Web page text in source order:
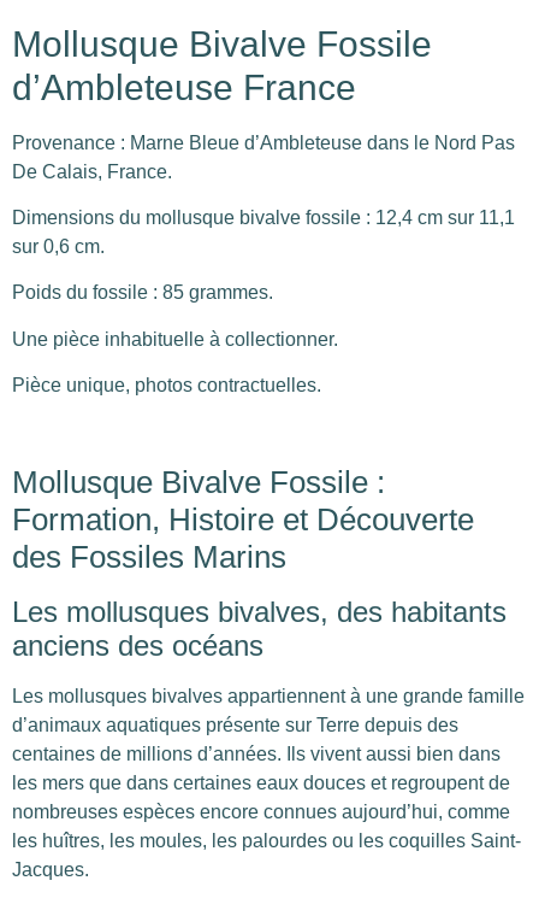
Mollusque Bivalve Fossile
d’Ambleteuse France
Provenance : Marne Bleue d’Ambleteuse dans le Nord Pas
De Calais, France.
Dimensions du mollusque bivalve fossile : 12,4 cm sur 11,1
sur 0,6 cm.
Poids du fossile : 85 grammes.
Une pièce inhabituelle à collectionner.
Pièce unique, photos contractuelles.
Mollusque Bivalve Fossile :
Formation, Histoire et Découverte
des Fossiles Marins
Les mollusques bivalves, des habitants
anciens des océans
Les mollusques bivalves appartiennent à une grande famille
d’animaux aquatiques présente sur Terre depuis des
centaines de millions d’années. Ils vivent aussi bien dans
les mers que dans certaines eaux douces et regroupent de
nombreuses espèces encore connues aujourd’hui, comme
les huîtres, les moules, les palourdes ou les coquilles Saint-
Jacques.